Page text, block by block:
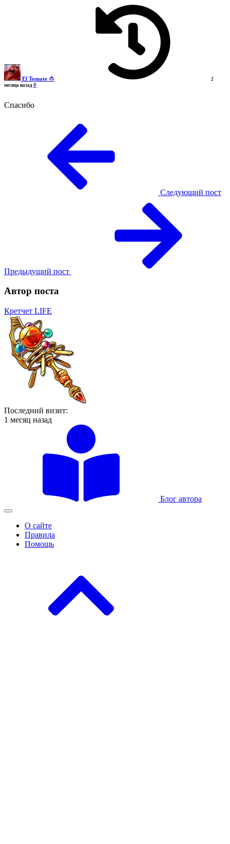
El Tomate 🍅
2
месяца назад #
Спасибо
Следующий пост
Предыдущий пост
Автор поста
Кретчет LIFE
Последний визит:
1 месяц назад
Блог автора
О сайте
Правила
Помощь